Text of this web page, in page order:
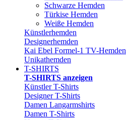
Schwarze Hemden
Türkise Hemden
Weiße Hemden
Künstlerhemden
Designerhemden
Kai Ebel Formel-1 TV-Hemden
Unikathemden
T-SHIRTS
T-SHIRTS anzeigen
Künstler T-Shirts
Designer T-Shirts
Damen Langarmshirts
Damen T-Shirts